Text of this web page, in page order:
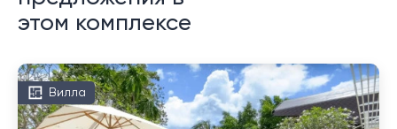
этом комплексе
Вилла